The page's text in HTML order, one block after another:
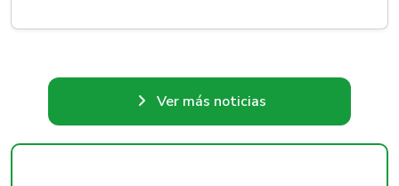
Ver más noticias